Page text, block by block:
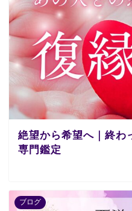
絶望から希望へ｜終わ
専門鑑定
ブログ